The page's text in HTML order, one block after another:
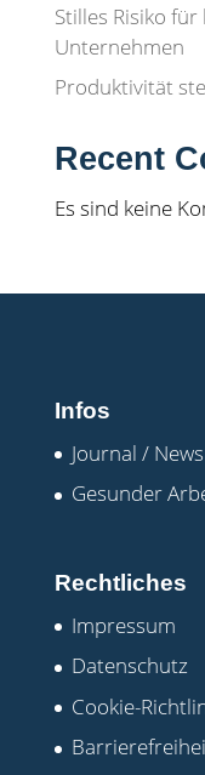
Stilles Risiko
Unternehmen
Produktivität
Recent
Es sind keine
Infos
Journal / News
Gesunder
Rechtliches
Impressum
Datenschutz
Cookie-